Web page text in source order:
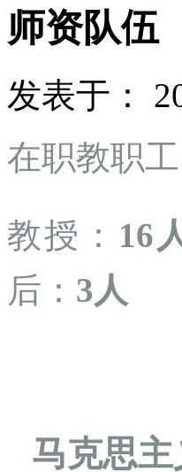
师资队伍
发表于：
在职教职工
教授： 16
后： 3人
马克思